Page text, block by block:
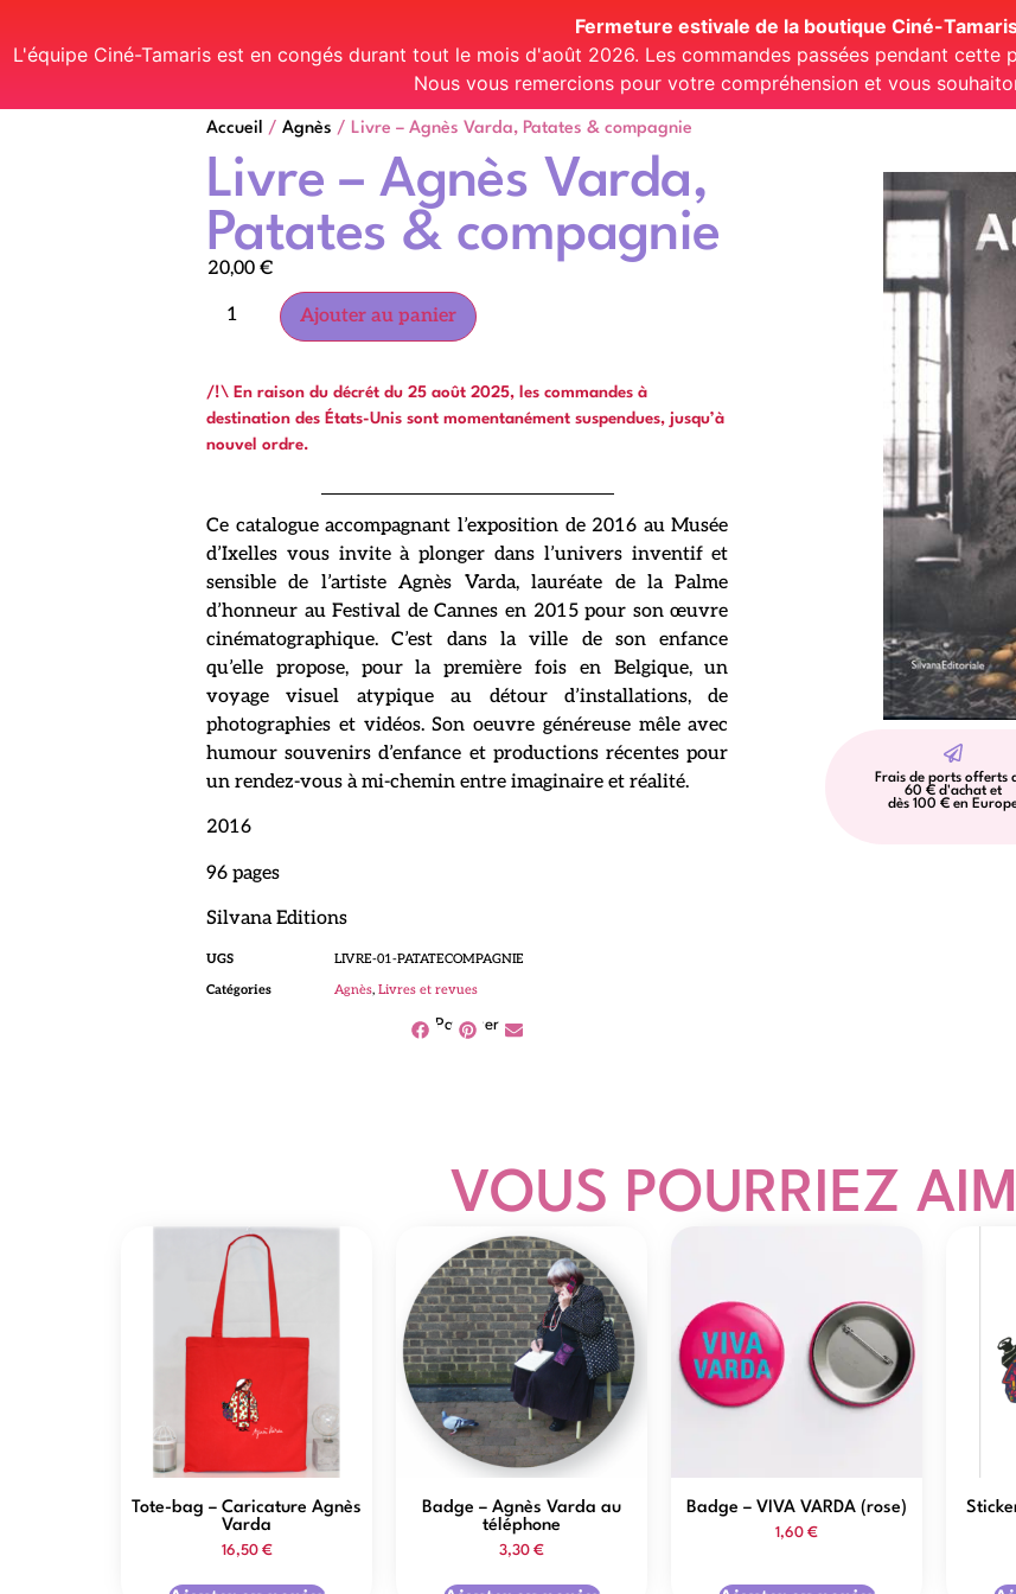
Fermeture estivale de la boutique Ciné-
L'équipe Ciné-Tamaris est en congés durant tout le mois d'août 2026. Les commandes passées pendant
Nous vous remercions pour votre compréhension et vous
Accueil / Agnès / Livre – Agnès Varda, Patates & compagnie
Livre – Agnès Varda,
Patates & compagnie
20,00 €
Ajouter au panier
/!\ En raison du décrét du 25 août 2025, les commandes à
destination des États-Unis sont momentanément suspendues, jusqu’à
nouvel ordre.
Ce catalogue accompagnant l’exposition de 2016 au Musée
d’Ixelles vous invite à plonger dans l’univers inventif et
sensible de l’artiste Agnès Varda, lauréate de la Palme
d’honneur au Festival de Cannes en 2015 pour son œuvre
cinématographique. C’est dans la ville de son enfance
qu’elle propose, pour la première fois en Belgique, un
voyage visuel atypique au détour d’installations, de
photographies et vidéos. Son oeuvre généreuse mêle avec
humour souvenirs d’enfance et productions récentes pour
un rendez-vous à mi-chemin entre imaginaire et réalité.
2016
96 pages
Silvana Editions
UGS
LIVRE-01-PATATECOMPAGNIE
Catégories
Agnès, Livres et revues
Partager
Frais de ports offerts
60 € d'achat et
dès 100 € en
VOUS POURRIEZ
Tote-bag – Caricature Agnès
Varda
16,50 €
Badge – Agnès Varda au
téléphone
3,30 €
Badge – VIVA VARDA (rose)
1,60 €